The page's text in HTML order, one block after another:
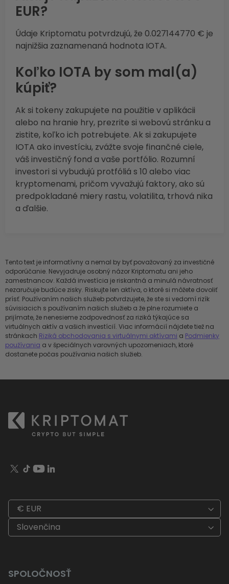
EUR?
Údaje Kriptomatu potvrdzujú, že 0.027144770 € je
najnižšia zaznamenaná hodnota IOTA.
Koľko IOTA by som mal(a)
kúpiť?
Ak si tokeny zakupujete na použitie v aplikácii
alebo na hranie hry, prezrite si webovú stránku a
zistite, koľko ich potrebujete. Ak si zakupujete
IOTA ako investíciu, zvážte svoje finančné ciele,
váš investičný fond a vaše portfólio. Rozumní
investori si vybudujú protfóliá s 10 alebo viac
kryptomenami, pričom vyvažujú faktory, ako sú
predpokladané miery rastu, volatilita, trhová nika
a ďalšie.
Tento text je informatívny a nemal by byť považovaný za investičné
odporúčanie. Nevyjadruje osobný názor Kriptomatu ani jeho
zamestnancov. Každá investícia je riskantná a minulá návratnosť
nezaručuje budúce zisky. Riskujte len aktíva, o ktoré si môžete dovoliť
prísť. Používaním našich služieb potvrdzujete, že ste si vedomí rizík
súvisiacich s používaním našich služieb a že plne rozumiete a
prijímate, že nenesieme zodpovednosť za riziká týkajúce sa
virtuálnych aktív a vašich investícií. Viac informácií nájdete tiež na
stránkach Riziká obchodovania s virtuálnymi aktívami a Podmienky
používania a v špeciálnych varovných upozorneniach, ktoré
dostanete počas používania našich služieb.
€ EUR
Slovenčina
SPOLOČNOSŤ